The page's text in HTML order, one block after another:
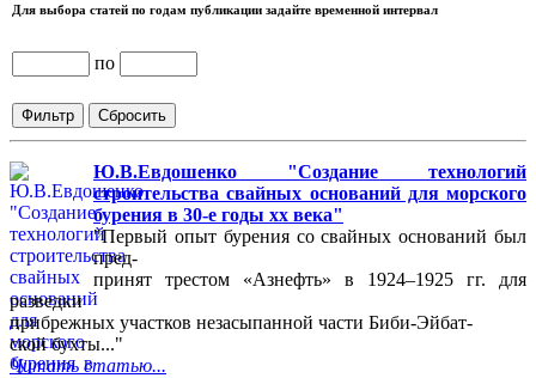
Для выбора статей по годам публикации задайте временной интервал
по
Ю.В.Евдошенко "Создание технологий
строительства свайных оснований для морского
бурения в 30-е годы хх века"
"Первый опыт бурения со свайных оснований был
пред-
принят трестом «Азнефть» в 1924–1925 гг. для
разведки
прибрежных участков незасыпанной части Биби-Эйбат-
ской бухты..."
Читать статью...